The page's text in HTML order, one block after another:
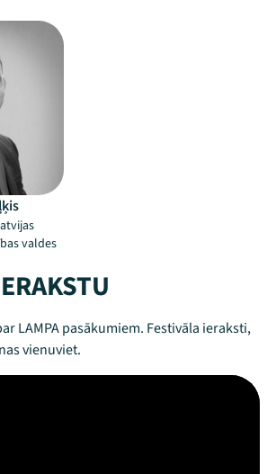
valdes
LAMPA pasākumiem. Festivāla ieraksti,
vienuviet.